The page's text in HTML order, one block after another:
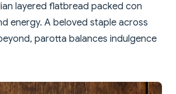
layered flatbread packed con
energy. A beloved staple across
parotta balances indulgence